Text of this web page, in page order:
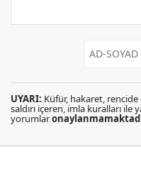
UYARI: Küfür, hakaret,
saldırı içeren, imla kuralları ile
yorumlar